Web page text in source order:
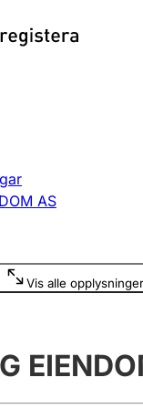
AS
Vis alle opplysninger